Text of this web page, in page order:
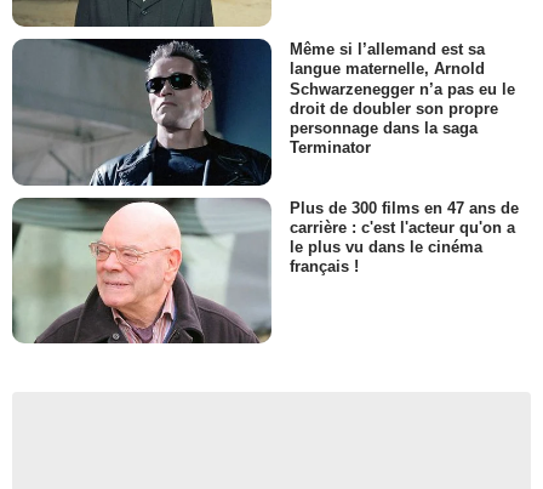
Même si l’allemand est sa
langue maternelle, Arnold
Schwarzenegger n’a pas eu le
droit de doubler son propre
personnage dans la saga
Terminator
Plus de 300 films en 47 ans de
carrière : c'est l'acteur qu'on a
le plus vu dans le cinéma
français !